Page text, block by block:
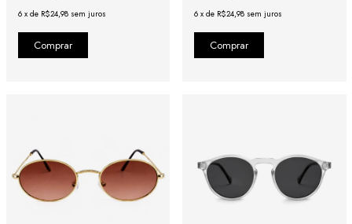
6 x de R$24,98 sem juros 6 x de R$24,98 sem juros